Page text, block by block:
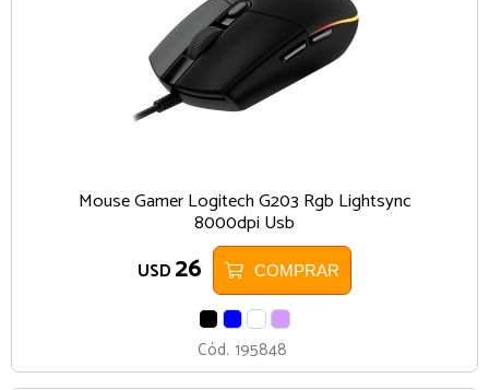
Mouse Gamer Logitech G203 Rgb Lightsync
8000dpi Usb
USD 26 COMPRAR
NEGRO
Cód. 195848